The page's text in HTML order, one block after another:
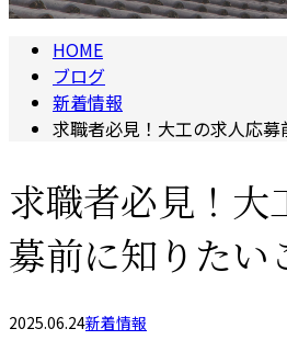
HOME
ブログ
新着情報
求職者必見！大工の求人応募
求職者必見！大
募前に知りたい
2025.06.24新着情報